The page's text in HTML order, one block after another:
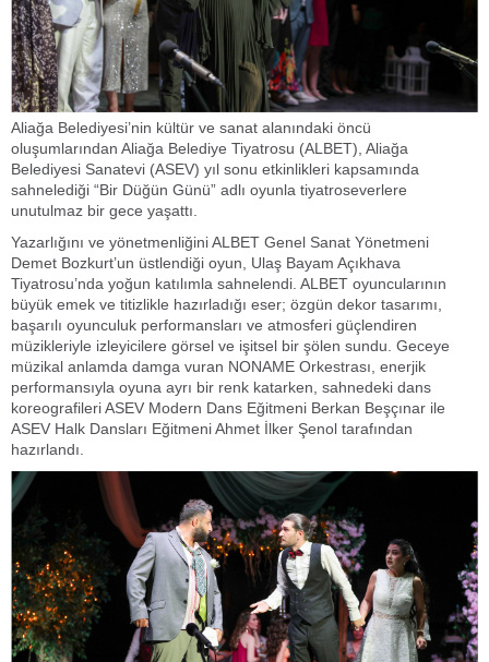
Aliağa Belediyesi’nin kültür ve sanat alanındaki öncü
oluşumlarından Aliağa Belediye Tiyatrosu (ALBET), Aliağa
Belediyesi Sanatevi (ASEV) yıl sonu etkinlikleri kapsamında
sahnelediği “Bir Düğün Günü” adlı oyunla tiyatroseverlere
unutulmaz bir gece yaşattı.
Yazarlığını ve yönetmenliğini ALBET Genel Sanat Yönetmeni
Demet Bozkurt’un üstlendiği oyun, Ulaş Bayam Açıkhava
Tiyatrosu’nda yoğun katılımla sahnelendi. ALBET oyuncularının
büyük emek ve titizlikle hazırladığı eser; özgün dekor tasarımı,
başarılı oyunculuk performansları ve atmosferi güçlendiren
müzikleriyle izleyicilere görsel ve işitsel bir şölen sundu. Geceye
müzikal anlamda damga vuran NONAME Orkestrası, enerjik
performansıyla oyuna ayrı bir renk katarken, sahnedeki dans
koreografileri ASEV Modern Dans Eğitmeni Berkan Beşçınar ile
ASEV Halk Dansları Eğitmeni Ahmet İlker Şenol tarafından
hazırlandı.